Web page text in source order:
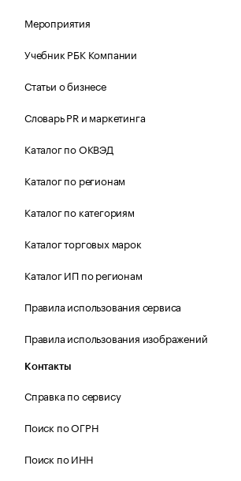
Мероприятия
Учебник РБК Компании
Статьи о бизнесе
Словарь PR и маркетинга
Каталог по ОКВЭД
Каталог по регионам
Каталог по категориям
Каталог торговых марок
Каталог ИП по регионам
Правила использования сервиса
Правила использования изображений
Контакты
Справка по сервису
Поиск по ОГРН
Поиск по ИНН